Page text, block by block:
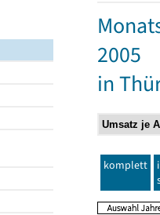
2005
in
komplett